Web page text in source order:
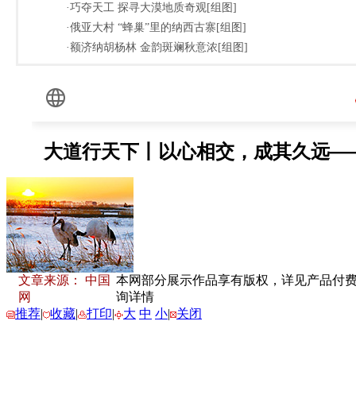
·巧夺天工 探寻大漠地质奇观[组图]
·俄亚大村 “蜂巢”里的纳西古寨[组图]
·额济纳胡杨林 金韵斑斓秋意浓[组图]
文章来源： 中国
网
本网部分展示作品享有版权，详见产品付
询详情
推荐| 收藏| 打印| 大 中 小| 关闭